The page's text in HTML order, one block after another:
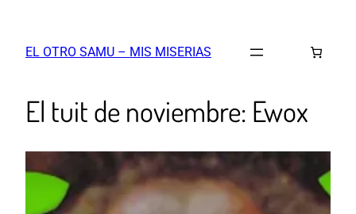
EL OTRO SAMU – MIS MISERIAS
El tuit de noviembre: Ewox